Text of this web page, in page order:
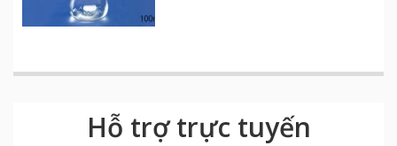
Hỗ trợ trực tuyến